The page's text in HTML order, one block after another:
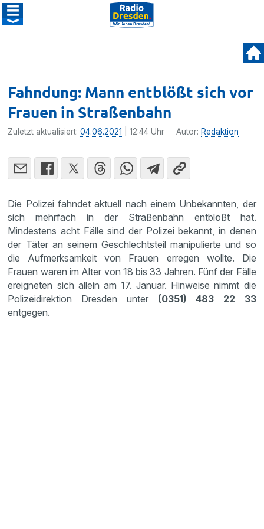
Fahndung: Mann entblößt sich vor
Frauen in Straßenbahn
Zuletzt aktualisiert:04.06.2021 | 12:44 Uhr Autor: Redaktion
Die Polizei fahndet aktuell nach einem Unbekannten, der
sich mehrfach in der Straßenbahn entblößt hat.
Mindestens acht Fälle sind der Polizei bekannt, in denen
der Täter an seinem Geschlechtsteil manipulierte und so
die Aufmerksamkeit von Frauen erregen wollte. Die
Frauen waren im Alter von 18 bis 33 Jahren. Fünf der Fälle
ereigneten sich allein am 17. Januar. Hinweise nimmt die
Polizeidirektion Dresden unter (0351) 483 22 33
entgegen.